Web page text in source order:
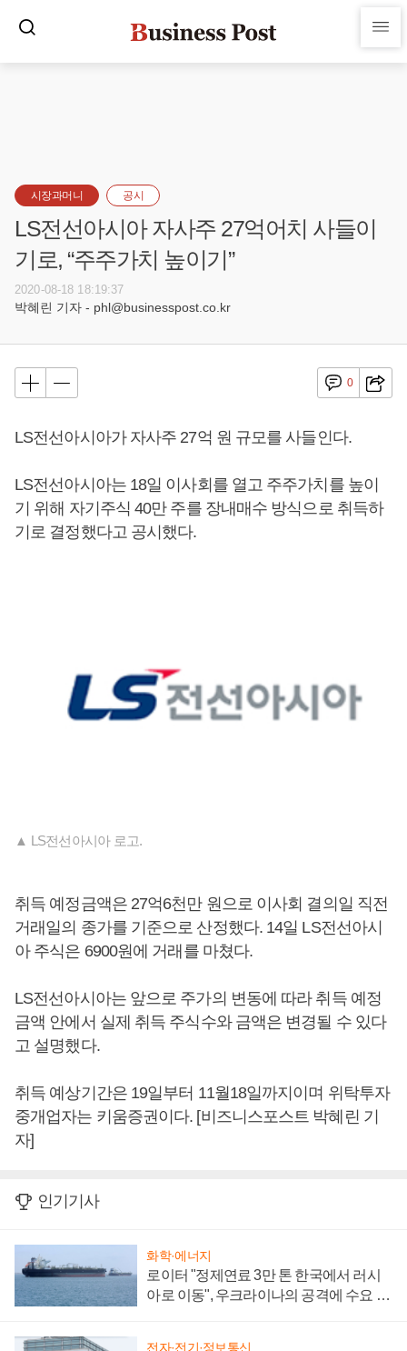
시장과머니 공시
LS전선아시아 자사주 27억어치 사들이
기로, “주주가치 높이기”
2020-08-18 18:19:37
박혜린 기자 - phl@businesspost.co.kr
0
LS전선아시아가 자사주 27억 원 규모를 사들인다.
LS전선아시아는 18일 이사회를 열고 주주가치를 높이
기 위해 자기주식 40만 주를 장내매수 방식으로 취득하
기로 결정했다고 공시했다.
▲ LS전선아시아 로고.
취득 예정금액은 27억6천만 원으로 이사회 결의일 직전
거래일의 종가를 기준으로 산정했다. 14일 LS전선아시
아 주식은 6900원에 거래를 마쳤다.
LS전선아시아는 앞으로 주가의 변동에 따라 취득 예정
금액 안에서 실제 취득 주식수와 금액은 변경될 수 있다
고 설명했다.
취득 예상기간은 19일부터 11월18일까지이며 위탁투자
중개업자는 키움증권이다. [비즈니스포스트 박혜린 기
자]
인기기사
화학·에너지
로이터 "정제연료 3만 톤 한국에서 러시
아로 이동", 우크라이나의 공격에 수요 늘
전자·전기·정보통신